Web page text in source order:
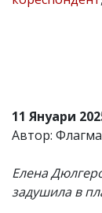
и
редакцията
не
отговорност
за
тях!
11 Януари
Автор:
Елена
задушила в